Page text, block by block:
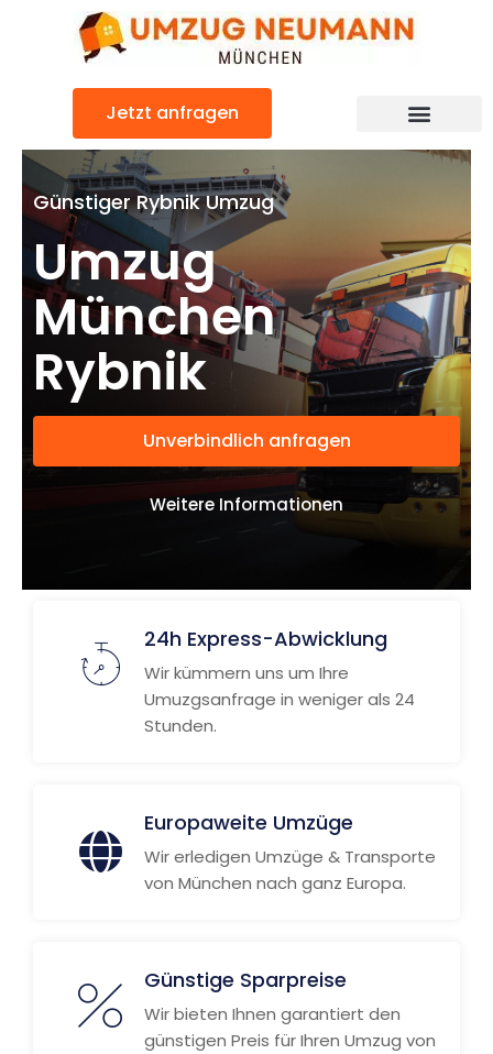
Jetzt anfragen
Günstiger Rybnik Umzug
Umzug
München
Rybnik
Unverbindlich anfragen
Weitere Informationen
24h Express-Abwicklung
Wir kümmern uns um Ihre
Umuzgsanfrage in weniger als 24
Stunden.
Europaweite Umzüge
Wir erledigen Umzüge & Transporte
von München nach ganz Europa.
Günstige Sparpreise
Wir bieten Ihnen garantiert den
günstigen Preis für Ihren Umzug von